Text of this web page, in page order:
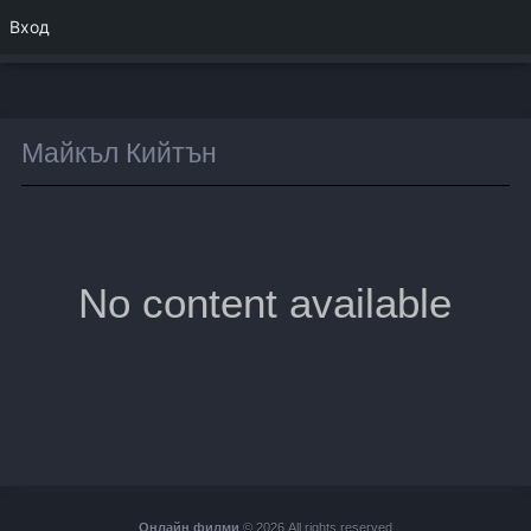
Майкъл Кийтън
No content available
Онлайн филми © 2026 All rights reserved
Вход